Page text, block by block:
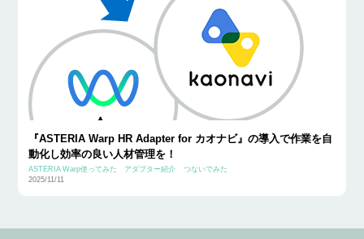
『ASTERIA Warp HR Adapter for カオナビ』の導入で作業を自
動化し効率の良い人材管理を！
ASTERIA Warp使ってみた アダプター紹介
つないでみた
2025/11/11